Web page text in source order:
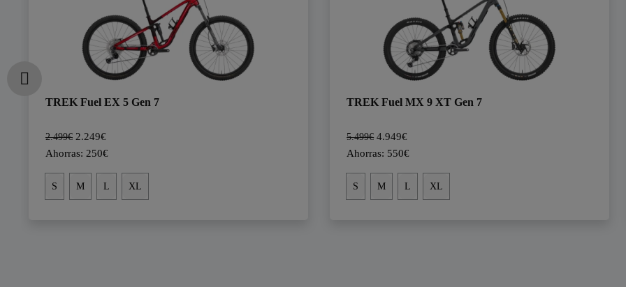
TREK Fuel EX 5 Gen 7
2.499€ 2.249€
Ahorras: 250€
S M L XL
TREK Fuel MX 9 XT Gen 7
5.499€ 4.949€
Ahorras: 550€
S M L XL